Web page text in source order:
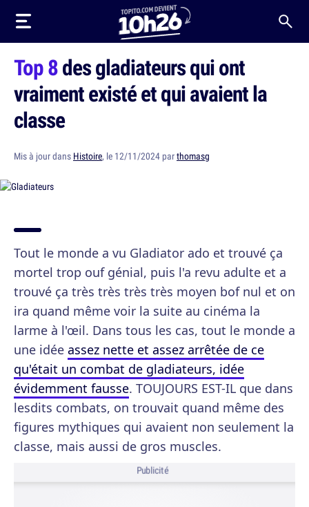
Top 8des gladiateurs qui ont
vraiment existé et qui avaient la
classe
Mis à jour dans Histoire, le 12/11/2024 parthomasg
Tout le monde a vu Gladiator ado et trouvé ça
mortel trop ouf génial, puis l'a revu adulte et a
trouvé ça très très très très moyen bof nul et on
ira quand même voir la suite au cinéma la
larme à l'œil. Dans tous les cas, tout le monde a
une idée assez nette et assez arrêtée de ce
qu'était un combat de gladiateurs, idée
évidemment fausse. TOUJOURS EST-IL que dans
lesdits combats, on trouvait quand même des
figures mythiques qui avaient non seulement la
classe, mais aussi de gros muscles.
Publicité